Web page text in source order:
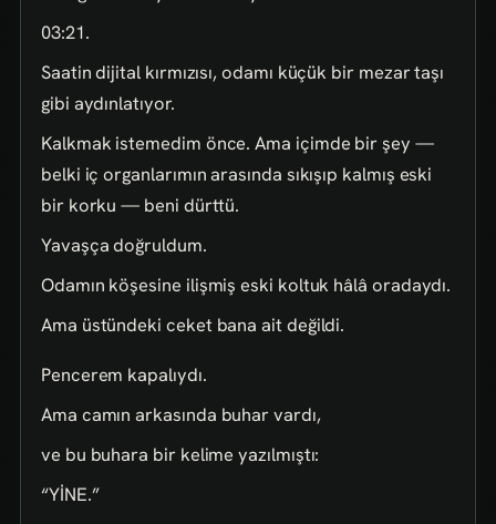
03:21.
Saatin dijital kırmızısı, odamı küçük bir mezar taşı
gibi aydınlatıyor.
Kalkmak istemedim önce. Ama içimde bir şey —
belki iç organlarımın arasında sıkışıp kalmış eski
bir korku — beni dürttü.
Yavaşça doğruldum.
Odamın köşesine ilişmiş eski koltuk hâlâ oradaydı.
Ama üstündeki ceket bana ait değildi.
Pencerem kapalıydı.
Ama camın arkasında buhar vardı,
ve bu buhara bir kelime yazılmıştı:
“YİNE.”